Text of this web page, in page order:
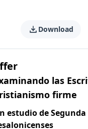
Download
las
firme
estudio de Segunda